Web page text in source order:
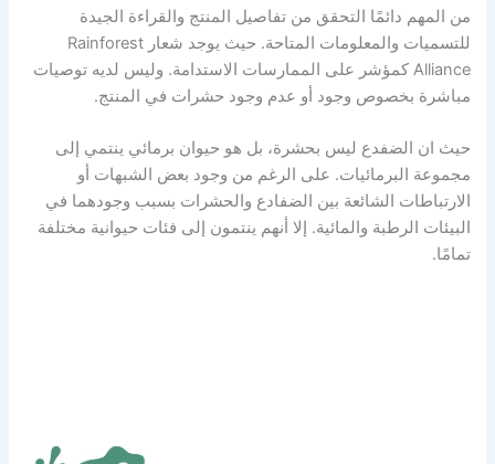
من المهم دائمًا التحقق من تفاصيل المنتج والقراءة الجيدة
للتسميات والمعلومات المتاحة. حيث يوجد شعار Rainforest
Alliance كمؤشر على الممارسات الاستدامة. وليس لديه توصيات
مباشرة بخصوص وجود أو عدم وجود حشرات في المنتج.
حيث ان الضفدع ليس بحشرة، بل هو حيوان برمائي ينتمي إلى
مجموعة البرمائيات. على الرغم من وجود بعض الشبهات أو
الارتباطات الشائعة بين الضفادع والحشرات بسبب وجودهما في
البيئات الرطبة والمائية. إلا أنهم ينتمون إلى فئات حيوانية مختلفة
تمامًا.